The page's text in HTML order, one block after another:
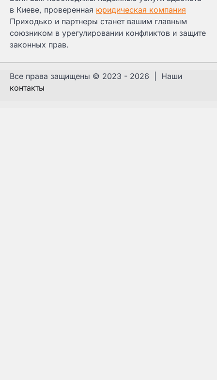
в Киеве, проверенная юридическая компания
Приходько и партнеры станет вашим главным
союзником в урегулировании конфликтов и защите
законных прав.
Все права защищены © 2023 - 2026 | Наши
контакты